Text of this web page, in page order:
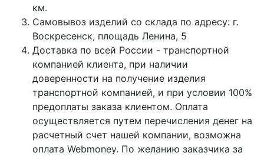
км.
Самовывоз изделий со склада по адресу: г.
Воскресенск, площадь Ленина, 5
Доставка по всей России - транспортной
компанией клиента, при наличии
доверенности на получение изделия
транспортной компанией, и при условии 100%
предоплаты заказа клиентом. Оплата
осуществляется путем перечисления денег на
расчетный счет нашей компании, возможна
оплата Webmoney. По желанию заказчика за